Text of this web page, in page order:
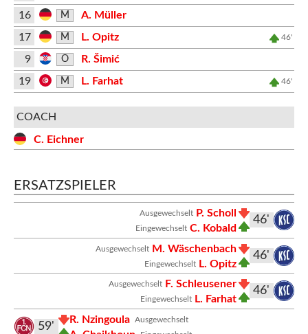
16 M
A. Müller
17
M L. Opitz 46'
9 O
R. Šimić
19
M L. Farhat 46'
COACH
C. Eichner
ERSATZSPIELER
46'
Ausgewechselt P. Scholl
Eingewechselt C. Kobald
46'
Ausgewechselt M. Wäschenbach
Eingewechselt L. Opitz
46'
Ausgewechselt F. Schleusener
Eingewechselt L. Farhat
Ausgewechselt
R. Nzingoula
59'